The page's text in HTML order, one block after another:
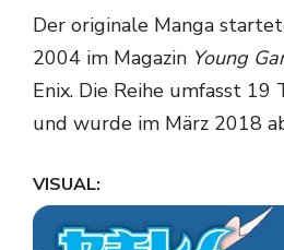
Der originale Manga startete im Dezember
2004 im Magazin Young
Enix. Die Reihe umfasst 19
und wurde im März 2018
VISUAL: